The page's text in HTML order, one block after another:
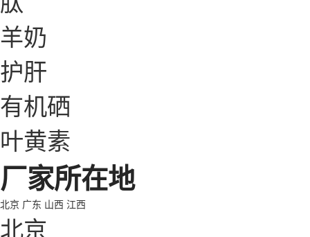
羊奶
护肝
有机硒
叶黄素
厂家所在地
北京 广东 山西 江西
北京